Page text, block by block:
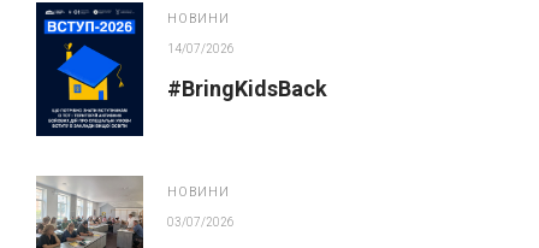
НОВИНИ
14/07/2026
#BringKidsBack
НОВИНИ
03/07/2026